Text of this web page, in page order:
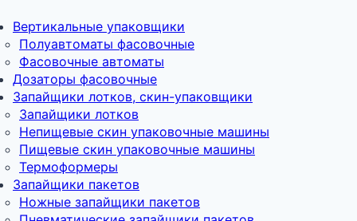
Вертикальные упаковщики
Полуавтоматы фасовочные
Фасовочные автоматы
Дозаторы фасовочные
Запайщики лотков, скин-упаковщики
Запайщики лотков
Непищевые скин упаковочные машины
Пищевые скин упаковочные машины
Термоформеры
Запайщики пакетов
Ножные запайщики пакетов